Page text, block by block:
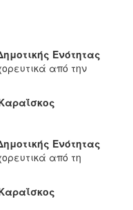
Ενότητας
από την
Ενότητας
από τη